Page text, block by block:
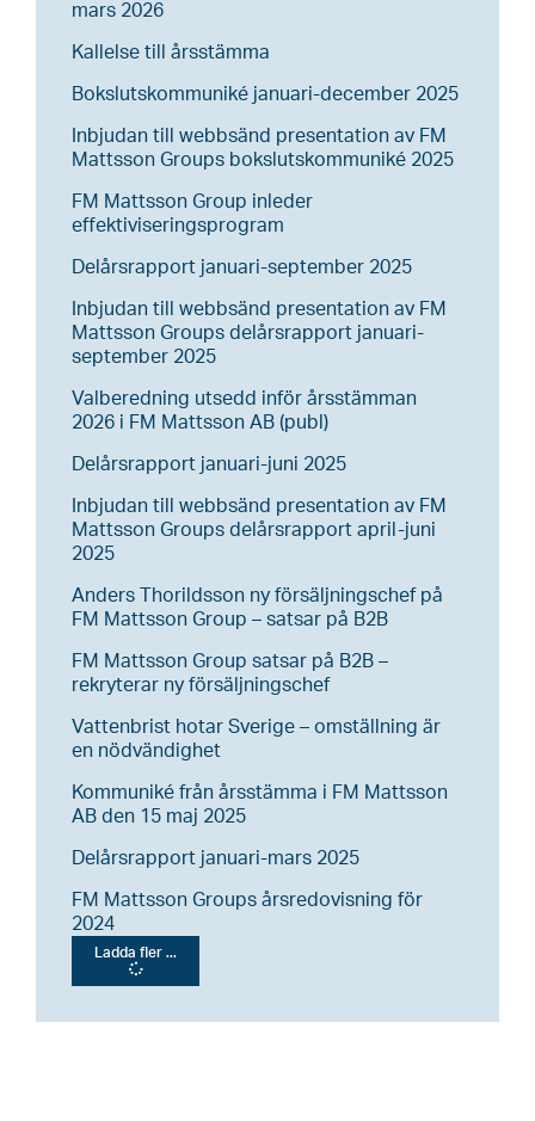
mars 2026
Kallelse till årsstämma
Bokslutskommuniké januari-december 2025
Inbjudan till webbsänd presentation av FM
Mattsson Groups bokslutskommuniké 2025
FM Mattsson Group inleder
effektiviseringsprogram
Delårsrapport januari-september 2025
Inbjudan till webbsänd presentation av FM
Mattsson Groups delårsrapport januari-
september 2025
Valberedning utsedd inför årsstämman
2026 i FM Mattsson AB (publ)
Delårsrapport januari-juni 2025
Inbjudan till webbsänd presentation av FM
Mattsson Groups delårsrapport april-juni
2025
Anders Thorildsson ny försäljningschef på
FM Mattsson Group – satsar på B2B
FM Mattsson Group satsar på B2B –
rekryterar ny försäljningschef
Vattenbrist hotar Sverige – omställning är
en nödvändighet
Kommuniké från årsstämma i FM Mattsson
AB den 15 maj 2025
Delårsrapport januari-mars 2025
FM Mattsson Groups årsredovisning för
2024
Ladda fler ...